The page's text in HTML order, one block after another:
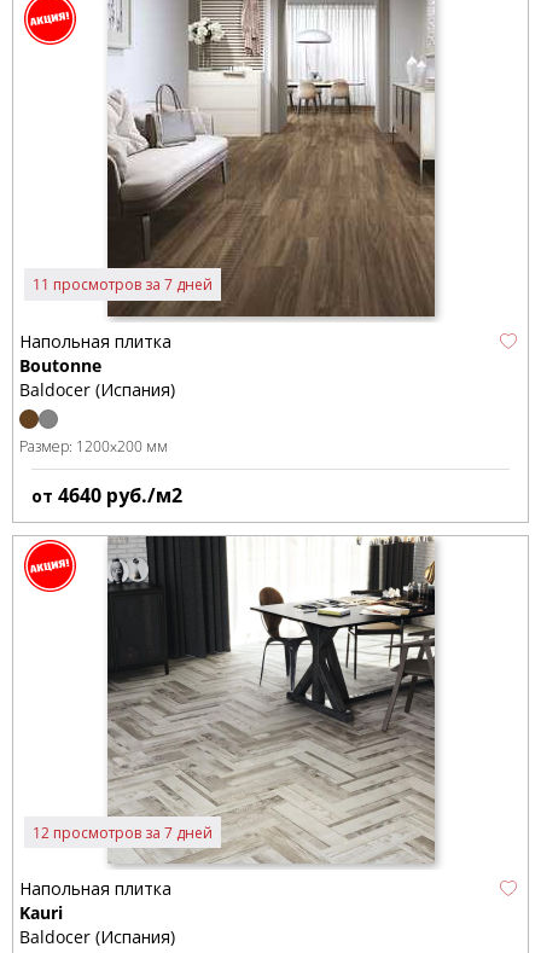
11 просмотров за 7 дней
Напольная плитка
Boutonne
Baldocer (Испания)
Размер: 1200x200 мм
от 4640 руб./м2
12 просмотров за 7 дней
Напольная плитка
Kauri
Baldocer (Испания)